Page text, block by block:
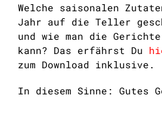
Welche saisonalen
Jahr auf die Teller
und wie man die Gerichte
kann? Das erfährst Du
zum Download inklusive.
In diesem Sinne: Gutes